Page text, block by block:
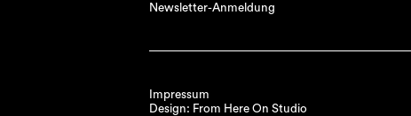
Newsletter-Anmeldung
Impressum
Design: From Here On Studio